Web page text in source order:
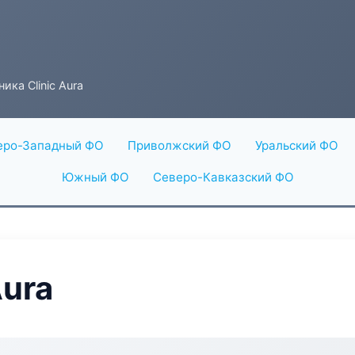
Clinic Aura
Западный ФО Приволжский ФО Уральский ФО
Южный ФО Северо-Кавказский ФО